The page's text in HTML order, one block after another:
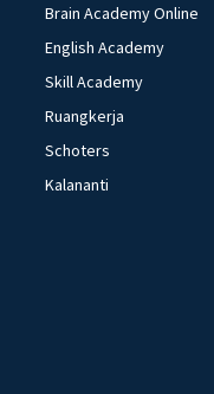
Brain Academy Online
English Academy
Skill Academy
Ruangkerja
Schoters
Kalananti